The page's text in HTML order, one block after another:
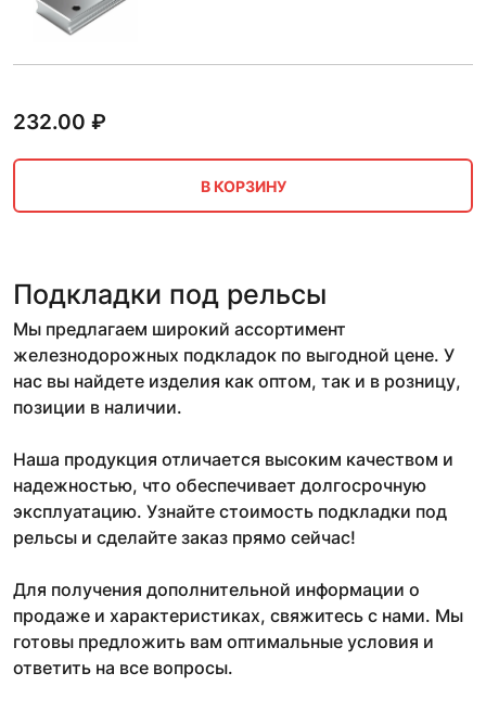
232.00 ₽
В КОРЗИНУ
Подкладки под рельсы
Мы предлагаем широкий ассортимент
железнодорожных подкладок по выгодной цене. У
нас вы найдете изделия как оптом, так и в розницу,
позиции в наличии.
Наша продукция отличается высоким качеством и
надежностью, что обеспечивает долгосрочную
эксплуатацию. Узнайте стоимость подкладки под
рельсы и сделайте заказ прямо сейчас!
Для получения дополнительной информации о
продаже и характеристиках, свяжитесь с нами. Мы
готовы предложить вам оптимальные условия и
ответить на все вопросы.